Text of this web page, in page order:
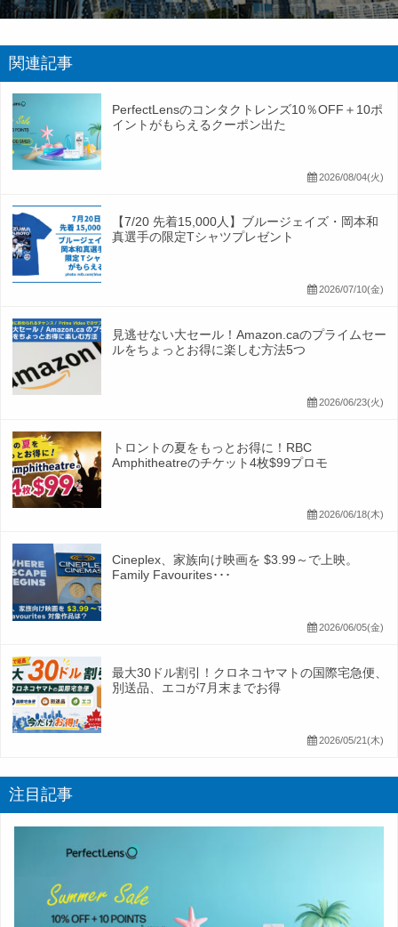
関連記事
PerfectLensのコンタクトレンズ10％OFF＋10ポ
イントがもらえるクーポン出た
2026/08/04(火)
【7/20 先着15,000人】ブルージェイズ・岡本和
真選手の限定Tシャツプレゼント
2026/07/10(金)
見逃せない大セール！Amazon.caのプライムセー
ルをちょっとお得に楽しむ方法5つ
2026/06/23(火)
トロントの夏をもっとお得に！RBC
Amphitheatreのチケット4枚$99プロモ
2026/06/18(木)
Cineplex、家族向け映画を $3.99～で上映。
Family Favourites･･･
2026/06/05(金)
最大30ドル割引！クロネコヤマトの国際宅急便、
別送品、エコが7月末までお得
2026/05/21(木)
注目記事